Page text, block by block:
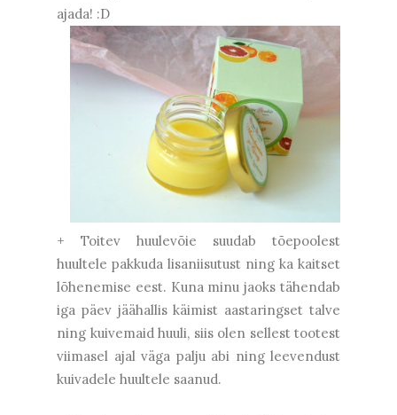
ajada! :D
+ Toitev huulevõie suudab tõepoolest
huultele pakkuda lisaniisutust ning ka kaitset
lõhenemise eest. Kuna minu jaoks tähendab
iga päev jäähallis käimist aastaringset talve
ning kuivemaid huuli, siis olen sellest tootest
viimasel ajal väga palju abi ning leevendust
kuivadele huultele saanud.